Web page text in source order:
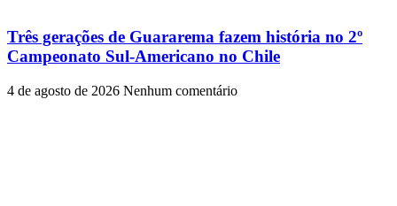
Três gerações de Guararema fazem história no 2º
Campeonato Sul-Americano no Chile
4 de agosto de 2026 Nenhum comentário